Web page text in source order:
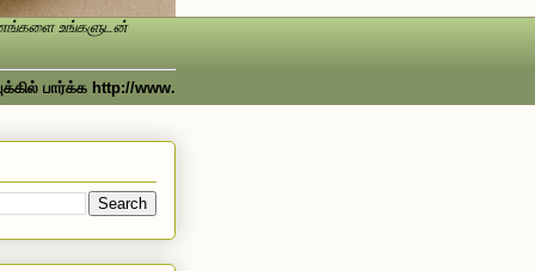
உங்களுடன்
http://www.facebook.com/Srivalaipakkam